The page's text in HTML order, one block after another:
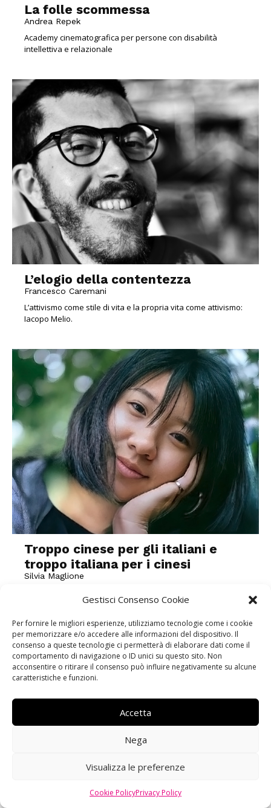
Gestisci Consenso Cookie
Per fornire le migliori esperienze, utilizziamo tecnologie come i cookie
per memorizzare e/o accedere alle informazioni del dispositivo. Il
consenso a queste tecnologie ci permetterà di elaborare dati come il
comportamento di navigazione o ID unici su questo sito. Non
acconsentire o ritirare il consenso può influire negativamente su alcune
caratteristiche e funzioni.
Accetta
Nega
Visualizza le preferenze
Cookie PolicyPrivacy Policy
La folle scommessa
Andrea Repek
Academy cinematografica per persone con disabilità
intellettiva e relazionale
L’elogio della contentezza
Francesco Caremani
L’attivismo come stile di vita e la propria vita come attivismo:
Iacopo Melio.
Troppo cinese per gli italiani e
troppo italiana per i cinesi
Silvia Maglione
cinese in Italia iniziò nel 1918, quando arrivò il primo gruppo
A mano a mano che fecero fortuna, chiamarono i...